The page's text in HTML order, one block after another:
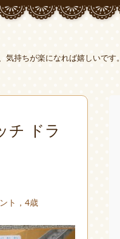
持ちが楽になれば嬉しいです。
チ ドラ
ト，4歳